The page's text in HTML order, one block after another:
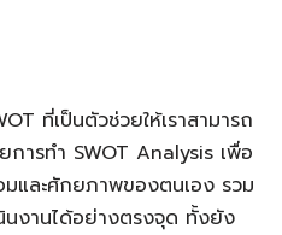
ที่เป็นตัวช่วยให้เราสามารถ
การทำ SWOT Analysis เพื่อ
มและศักยภาพของตนเอง รวม
นงานได้อย่างตรงจุด ทั้งยัง